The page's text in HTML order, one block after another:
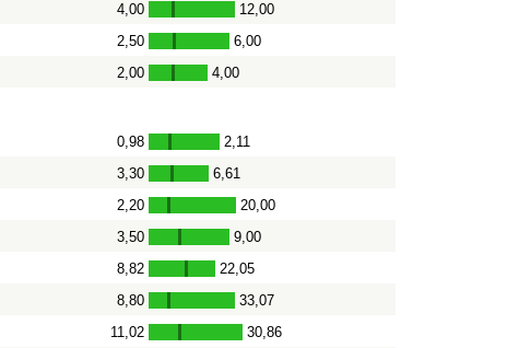
4,00 - 12,00
2,50 - 6,00
2,00 - 4,00
0,98 - 2,11
3,30 - 6,61
2,20 - 20,00
3,50 - 9,00
8,82 - 22,05
8,80 - 33,07
11,02 - 30,86